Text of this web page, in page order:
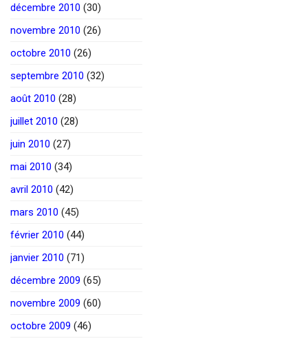
décembre 2010 (30)
novembre 2010 (26)
octobre 2010 (26)
septembre 2010 (32)
août 2010 (28)
juillet 2010 (28)
juin 2010 (27)
mai 2010 (34)
avril 2010 (42)
mars 2010 (45)
février 2010 (44)
janvier 2010 (71)
décembre 2009 (65)
novembre 2009 (60)
octobre 2009 (46)